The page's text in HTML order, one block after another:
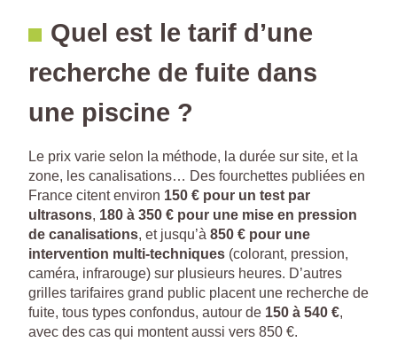
Quel est le tarif d’une
recherche de fuite dans
une piscine ?
Le prix varie selon la méthode, la durée sur site, et la
zone, les canalisations… Des fourchettes publiées en
France citent environ 150 € pour un test par
ultrasons, 180 à 350 € pour une mise en pression
de canalisations, et jusqu’à 850 € pour une
intervention multi-techniques (colorant, pression,
caméra, infrarouge) sur plusieurs heures. D’autres
grilles tarifaires grand public placent une recherche de
fuite, tous types confondus, autour de 150 à 540 €,
avec des cas qui montent aussi vers 850 €.